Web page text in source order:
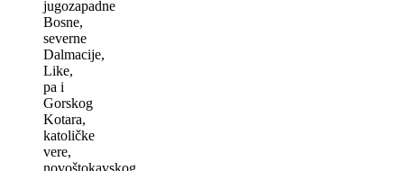
jugozapadne
Bosne,
severne
Dalmacije,
Like,
pa i
Gorskog
Kotara,
katoličke
vere,
novoštokavskog